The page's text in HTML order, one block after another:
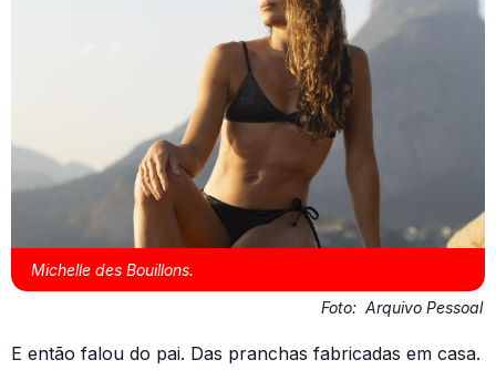
Michelle des Bouillons.
Foto: Arquivo Pessoal
E então falou do pai. Das pranchas fabricadas em casa.